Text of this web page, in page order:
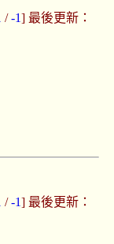
/-1] 最後更新：
/-1] 最後更新：